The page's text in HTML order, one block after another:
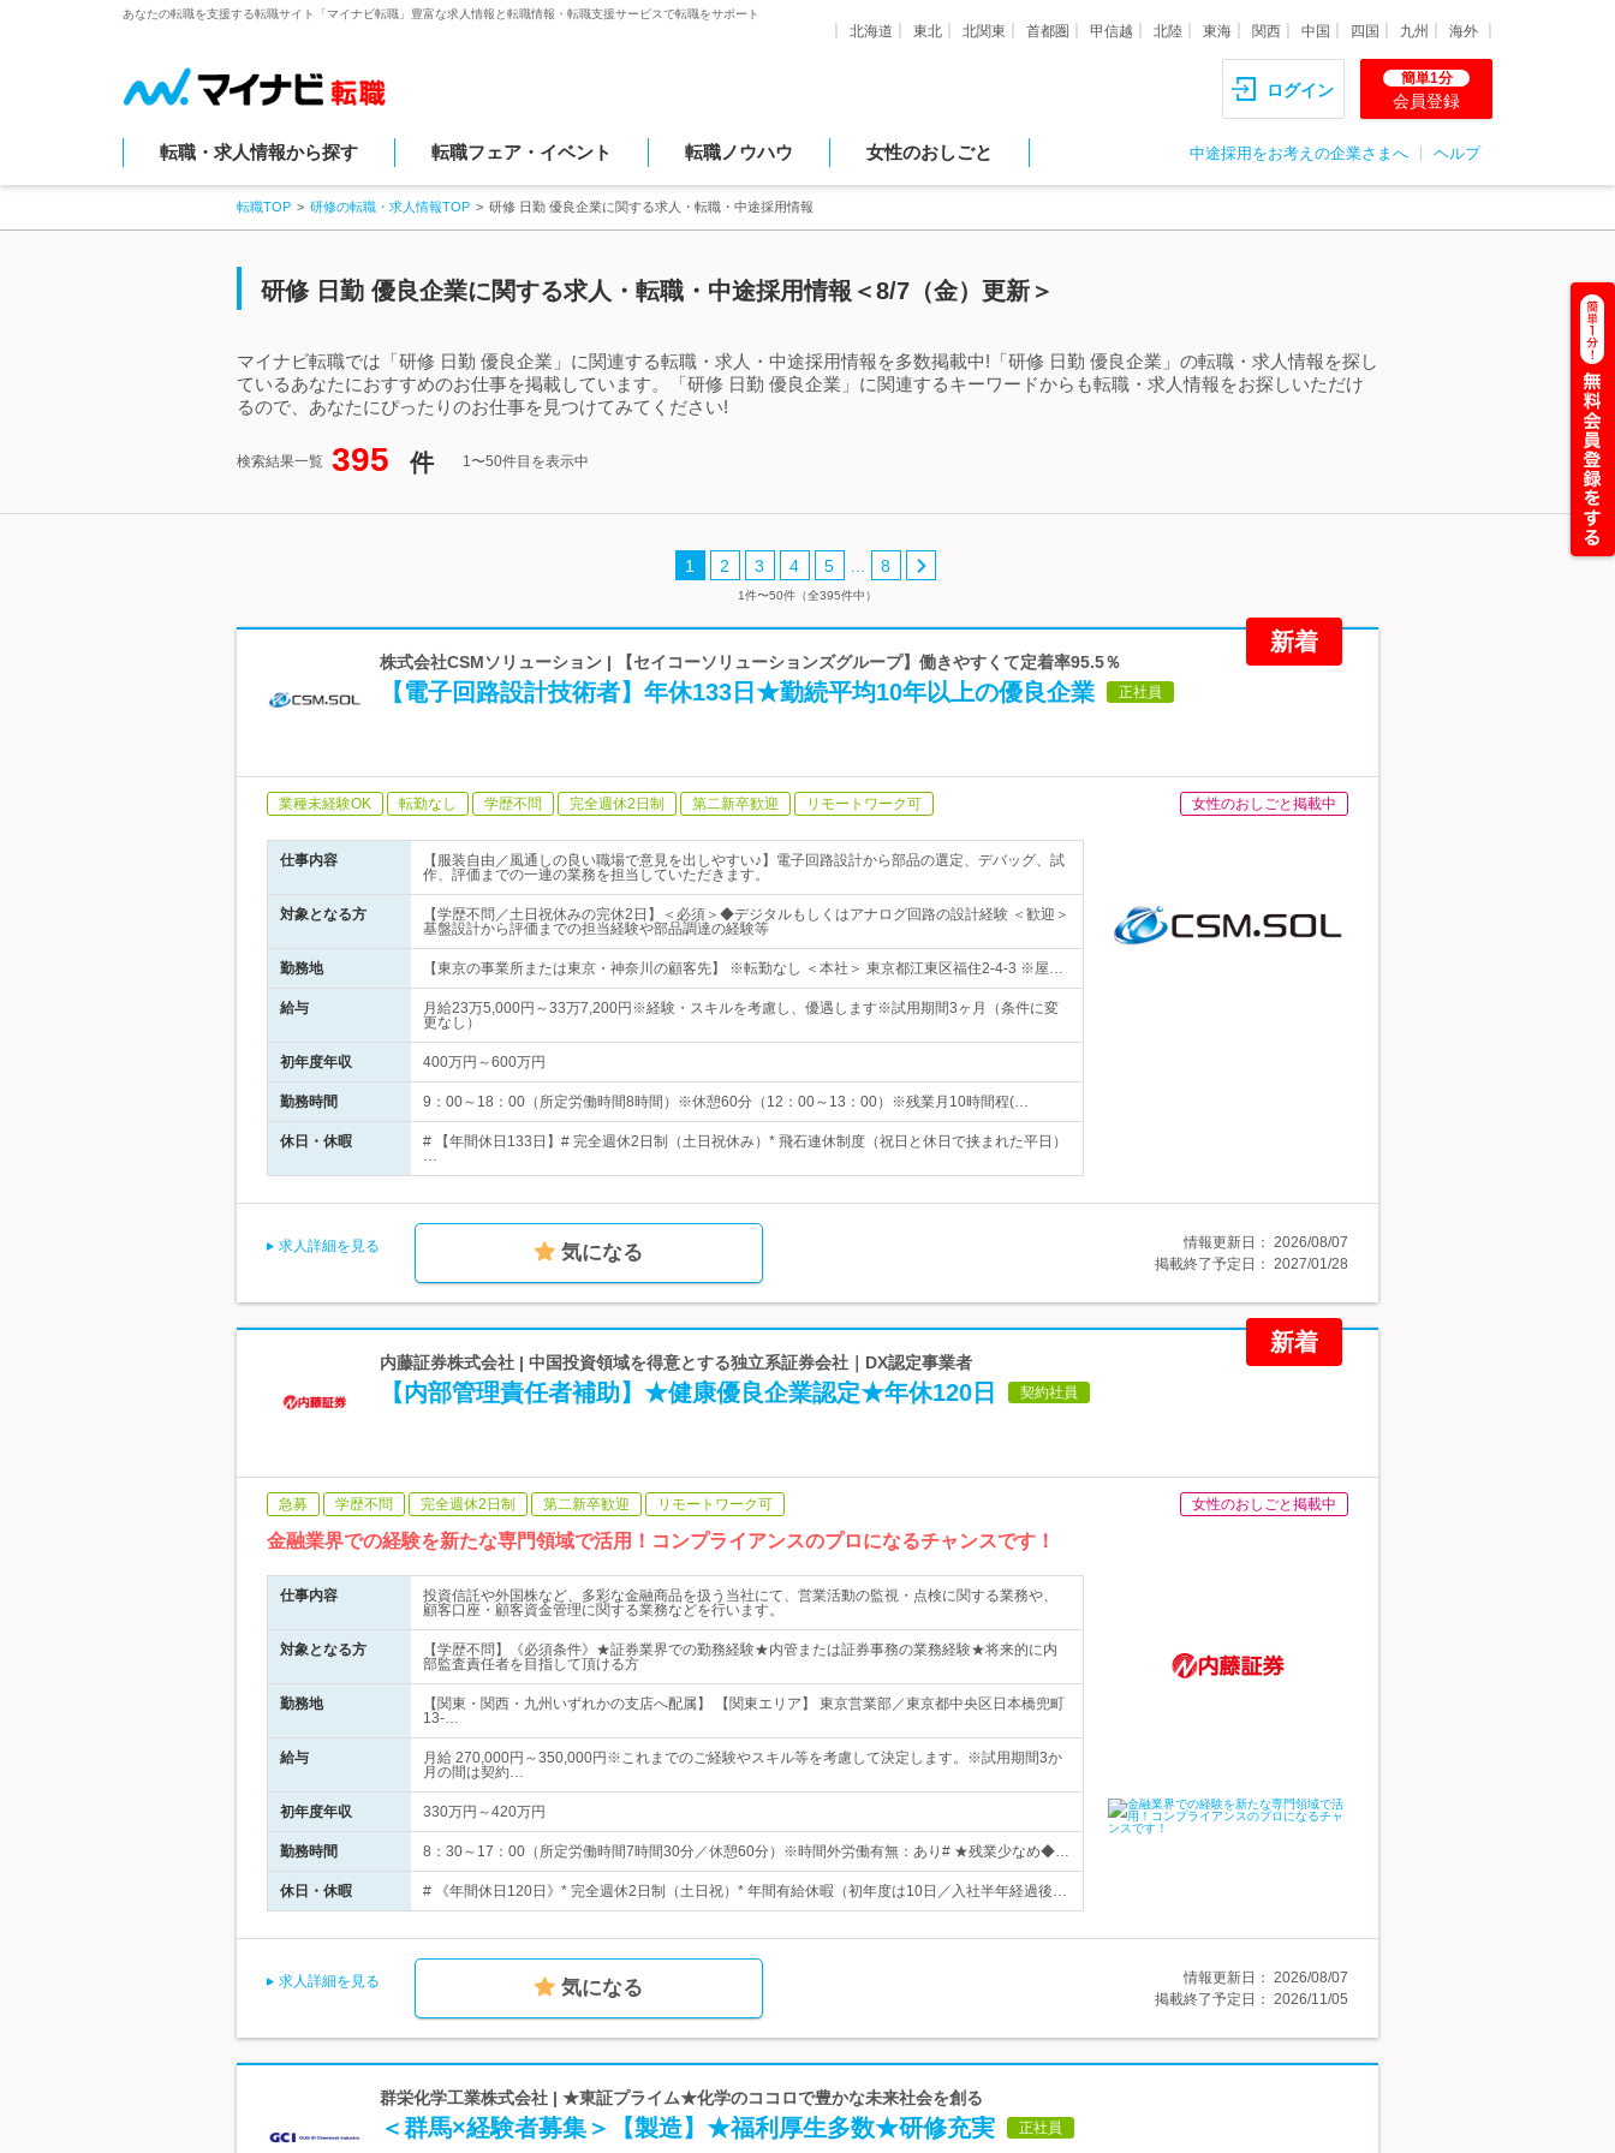
あなたの転職を支援する転職サイト「マイナビ転職」豊富な求人情報と転職情報・転職支援サービスで転職をサポート
北海道 東北 北関東 首都圏 甲信越 北陸 東海 関西 中国 四国 九州 海外
ログイン
簡単1分
会員登録
転職・求人情報から探す 転職フェア・イベント 転職ノウハウ 女性のおしごと 中途採用をお考えの企業さまへ ヘルプ
転職TOP 研修の転職・求人情報TOP 研修 日勤 優良企業に関する求人・転職・中途採用情報
研修 日勤 優良企業に関する求人・転職・中途採用情報＜8/7（金）更新＞
マイナビ転職では「研修 日勤 優良企業」に関連する転職・求人・中途採用情報を多数掲載中!「研修 日勤 優良企業」の転職・求人情報を探し
ているあなたにおすすめのお仕事を掲載しています。「研修 日勤 優良企業」に関連するキーワードからも転職・求人情報をお探しいただけ
るので、あなたにぴったりのお仕事を見つけてみてください!
検索結果一覧 395 件 1〜50件目を表示中
1 2 3 4 5 8
1件〜50件（全395件中）
新着
株式会社CSMソリューション | 【セイコーソリューションズグループ】働きやすくて定着率95.5％
【電子回路設計技術者】年休133日★勤続平均10年以上の優良企業 正社員
業種未経験OK 転勤なし 学歴不問 完全週休2日制 第二新卒歓迎 リモートワーク可 女性のおしごと掲載中
仕事内容
【服装自由／風通しの良い職場で意見を出しやすい♪】電子回路設計から部品の選定、デバッグ、試
作、評価までの一連の業務を担当していただきます。
対象となる方
【学歴不問／土日祝休みの完休2日】＜必須＞◆デジタルもしくはアナログ回路の設計経験 ＜歓迎＞
基盤設計から評価までの担当経験や部品調達の経験等
勤務地 【東京の事業所または東京・神奈川の顧客先】 ※転勤なし ＜本社＞ 東京都江東区福住2-4-3 ※屋…
給与
月給23万5,000円～33万7,200円※経験・スキルを考慮し、優遇します※試用期間3ヶ月（条件に変
更なし）
初年度年収 400万円～600万円
勤務時間 9：00～18：00（所定労働時間8時間）※休憩60分（12：00～13：00）※残業月10時間程(…
休日・休暇
# 【年間休日133日】# 完全週休2日制（土日祝休み）* 飛石連休制度（祝日と休日で挟まれた平日）
…
求人詳細を見る 気になる 情報更新日： 2026/08/07
掲載終了予定日： 2027/01/28
新着
内藤証券株式会社 | 中国投資領域を得意とする独立系証券会社｜DX認定事業者
【内部管理責任者補助】★健康優良企業認定★年休120日 契約社員
急募 学歴不問 完全週休2日制 第二新卒歓迎 リモートワーク可 女性のおしごと掲載中
金融業界での経験を新たな専門領域で活用！コンプライアンスのプロになるチャンスです！
仕事内容
投資信託や外国株など、多彩な金融商品を扱う当社にて、営業活動の監視・点検に関する業務や、
顧客口座・顧客資金管理に関する業務などを行います。
対象となる方
【学歴不問】《必須条件》★証券業界での勤務経験★内管または証券事務の業務経験★将来的に内
部監査責任者を目指して頂ける方
勤務地
【関東・関西・九州いずれかの支店へ配属】 【関東エリア】 東京営業部／東京都中央区日本橋兜町
13-…
給与
月給 270,000円～350,000円※これまでのご経験やスキル等を考慮して決定します。※試用期間3か
月の間は契約…
初年度年収 330万円～420万円
勤務時間 8：30～17：00（所定労働時間7時間30分／休憩60分）※時間外労働有無：あり# ★残業少なめ◆…
休日・休暇 # 《年間休日120日》* 完全週休2日制（土日祝）* 年間有給休暇（初年度は10日／入社半年経過後…
求人詳細を見る 気になる 情報更新日： 2026/08/07
掲載終了予定日： 2026/11/05
群栄化学工業株式会社 | ★東証プライム★化学のココロで豊かな未来社会を創る
＜群馬×経験者募集＞【製造】★福利厚生多数★研修充実 正社員